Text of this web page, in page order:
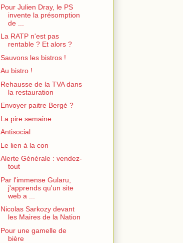
Pour Julien Dray, le PS
invente la présomption
de ...
La RATP n'est pas
rentable ? Et alors ?
Sauvons les bistros !
Au bistro !
Rehausse de la TVA dans
la restauration
Envoyer paitre Bergé ?
La pire semaine
Antisocial
Le lien à la con
Alerte Générale : vendez-
tout
Par l'immense Gularu,
j'apprends qu'un site
web a ...
Nicolas Sarkozy devant
les Maires de la Nation
Pour une gamelle de
bière